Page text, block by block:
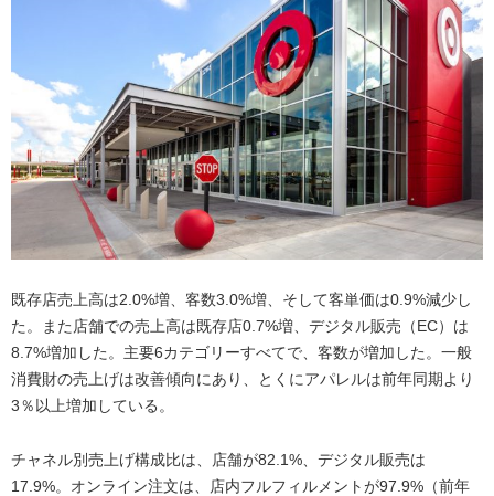
既存店売上高は2.0%増、客数3.0%増、そして客単価は0.9%減少し
た。また店舗での売上高は既存店0.7%増、デジタル販売（EC）は
8.7%増加した。主要6カテゴリーすべてで、客数が増加した。一般
消費財の売上げは改善傾向にあり、とくにアパレルは前年同期より
3％以上増加している。
チャネル別売上げ構成比は、店舗が82.1%、デジタル販売は
17.9%。オンライン注文は、店内フルフィルメントが97.9%（前年